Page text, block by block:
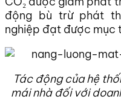
động bù trừ phát
nghiệp đạt được mục
Tác động của hệ
mái nhà đối với